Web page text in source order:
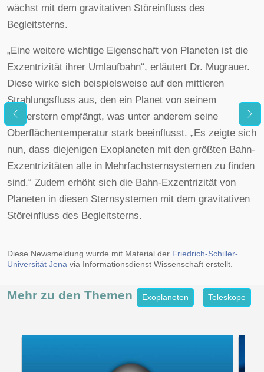
wächst mit dem gravitativen Störeinfluss des
Begleitsterns.
„Eine weitere wichtige Eigenschaft von Planeten ist die
Exzentrizität ihrer Umlaufbahn“, erläutert Dr. Mugrauer.
Diese wirke sich beispielsweise auf den mittleren
Strahlungsfluss aus, den ein Planet von seinem
Mutterstern empfängt, was unter anderem seine
Oberflächentemperatur stark beeinflusst. „Es zeigte sich
nun, dass diejenigen Exoplaneten mit den größten Bahn-
Exzentrizitäten alle in Mehrfachsternsystemen zu finden
sind.“ Zudem erhöht sich die Bahn-Exzentrizität von
Planeten in diesen Sternsystemen mit dem gravitativen
Störeinfluss des Begleitsterns.
Diese Newsmeldung wurde mit Material der Friedrich-Schiller-
Universität Jena via Informationsdienst Wissenschaft erstellt.
Mehr zu den Themen Exoplaneten Teleskope